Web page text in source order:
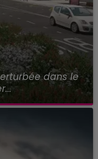
dans le